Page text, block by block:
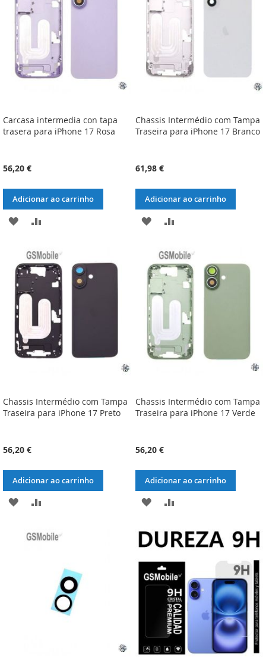
DESEJOS
Carcasa intermedia con tapa
trasera para iPhone 17 Rosa
56,20 €
Adicionar ao carrinho
ADICIONAR
LISTA
DE
DESEJOS
COMPARAÇÃO
Chassis Intermédio com Tampa
Traseira para iPhone 17 Branco
61,98 €
Adicionar ao carrinho
ADICIONAR
LISTA
DE
DESEJOS
ADICIONAR
COMPARAÇÃO
Chassis Intermédio com Tampa
Traseira para iPhone 17 Preto
56,20 €
Adicionar ao carrinho
ADICIONAR
LISTACOMPARAÇÃO
Chassis Intermédio com Tampa
Traseira para iPhone 17 Verde
56,20 €
Adicionar ao carrinho
ADICIONAR
LISTA
DE
DESEJOS
ADICIONAR
COMPARAÇÃO